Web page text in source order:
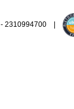
- 2310994700 |